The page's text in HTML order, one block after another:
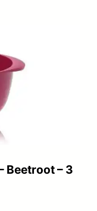
Beetroot – 3